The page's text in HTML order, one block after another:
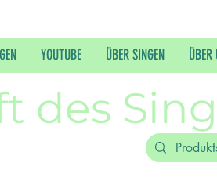
YOUTUBE ÜBER SINGEN ÜBER
des